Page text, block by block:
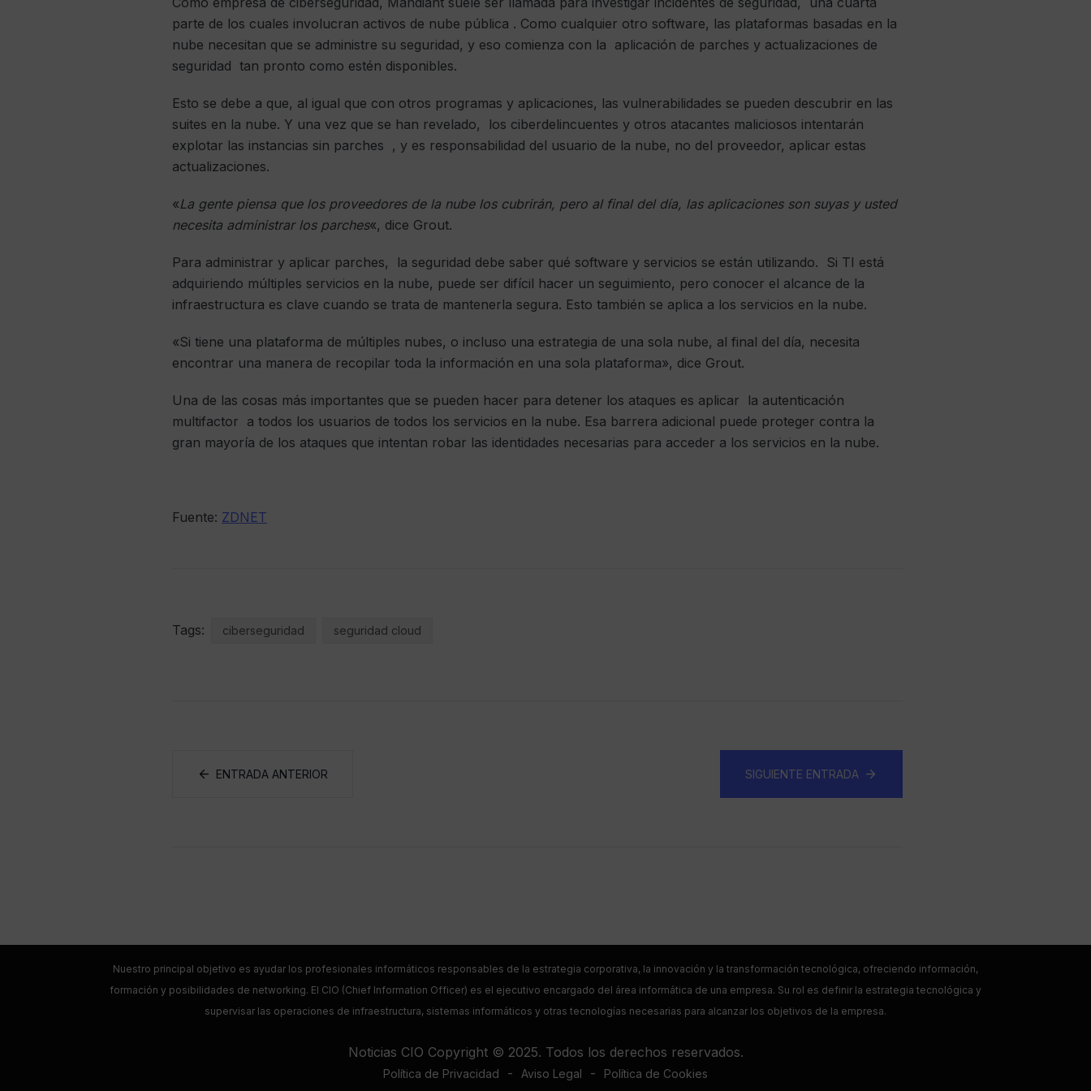
parte de los cuales involucran activos de nube pública . Como cualquier otro software, las plataformas basadas en la
nube necesitan que se administre su seguridad, y eso comienza con la aplicación de parches y actualizaciones de
seguridad tan pronto como estén disponibles.
Esto se debe a que, al igual que con otros programas y aplicaciones, las vulnerabilidades se pueden descubrir en las
suites en la nube. Y una vez que se han revelado, los ciberdelincuentes y otros atacantes maliciosos intentarán
explotar las instancias sin parches , y es responsabilidad del usuario de la nube, no del proveedor, aplicar estas
actualizaciones.
«La gente piensa que los proveedores de la nube los cubrirán, pero al final del día, las aplicaciones son suyas y usted
necesita administrar los parches«, dice Grout.
Para administrar y aplicar parches, la seguridad debe saber qué software y servicios se están utilizando. Si TI está
adquiriendo múltiples servicios en la nube, puede ser difícil hacer un seguimiento, pero conocer el alcance de la
infraestructura es clave cuando se trata de mantenerla segura. Esto también se aplica a los servicios en la nube.
«Si tiene una plataforma de múltiples nubes, o incluso una estrategia de una sola nube, al final del día, necesita
encontrar una manera de recopilar toda la información en una sola plataforma», dice Grout.
Una de las cosas más importantes que se pueden hacer para detener los ataques es aplicar la autenticación
multifactor a todos los usuarios de todos los servicios en la nube. Esa barrera adicional puede proteger contra la
gran mayoría de los ataques que intentan robar las identidades necesarias para acceder a los servicios en la nube.
Fuente: ZDNET
Tags: ciberseguridad seguridad cloud
ENTRADA ANTERIOR SIGUIENTE ENTRADA
Nuestro principal objetivo es ayudar los profesionales informáticos responsables de la estrategia corporativa, la innovación y la transformación tecnológica, ofreciendo información,
formación y posibilidades de networking. El CIO (Chief Information Officer) es el ejecutivo encargado del área informática de una empresa. Su rol es definir la estrategia tecnológica y
supervisar las operaciones de infraestructura, sistemas informáticos y otras tecnologías necesarias para alcanzar los objetivos de la empresa.
Noticias CIO Copyright © 2025. Todos los derechos reservados.
Política de Privacidad - Aviso Legal - Política de Cookies